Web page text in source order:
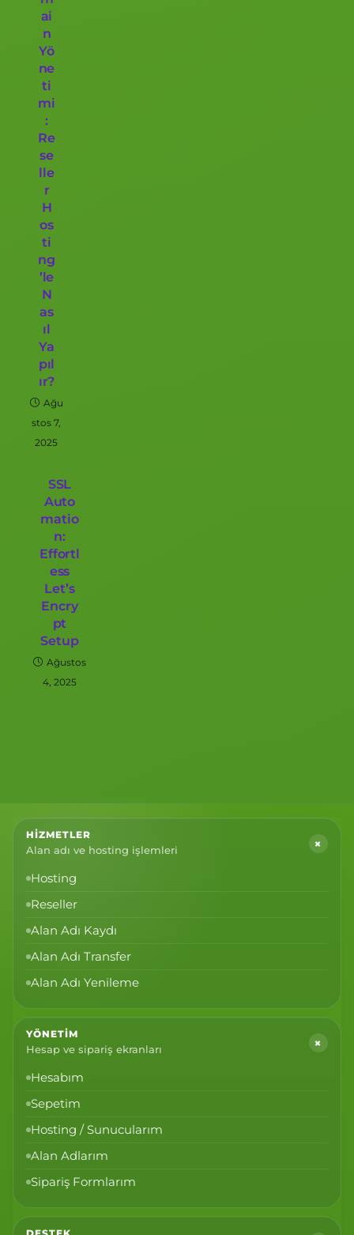
ai
n
Yö
ne
ti
mi
:
Re
se
lle
r
H
os
ti
ng
’le
N
as
ıl
Ya
pıl
ır?
Ağu
stos 7,
2025
SSL
Auto
matio
n:
Effortl
ess
Let’s
Encry
pt
Setup
Ağustos
4, 2025
HIZMETLER
Alan adı ve hosting işlemleri
+
Hosting
Reseller
Alan Adı Kaydı
Alan Adı Transfer
Alan Adı Yenileme
YÖNETIM
Hesap ve sipariş ekranları
+
Hesabım
Sepetim
Hosting / Sunucularım
Alan Adlarım
Sipariş Formlarım